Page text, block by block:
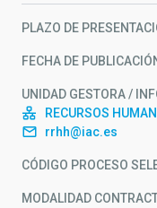
PLAZO DE
FECHA DE
UNIDAD GESTORA /
RECURSOS
rrhh@iac.es
CÓDIGO PROCESO
MODALIDAD